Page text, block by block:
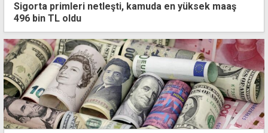
Sigorta primleri netleşti, kamuda en yüksek maaş
496 bin TL oldu